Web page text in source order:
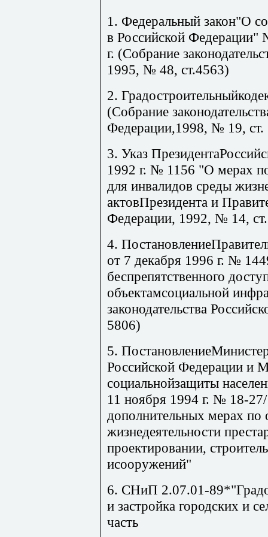
1. Федеральный закон"О
в Российской
г. (Собрание
1995, № 48, ст.4563)
2.
(Собрание
Федерации,1998, № 19, ст.
3. Указ
1992 г. № 1156 "О мерах
для инвалидов среды
актовПрезидента и
Федерации, 1992, № 14,
4.
от 7 декабря 1996 г. №
беспрепятственного
объектамсоциальной
законодательства
5806)
5.
Российской Федерации и
социальнойзащиты
11 ноября 1994 г. № 18-
дополнительных мерах по
жизнедеятельности
проектировании,
исооружений"
6. СНиП 2.07.01-
и застройка городских и
часть